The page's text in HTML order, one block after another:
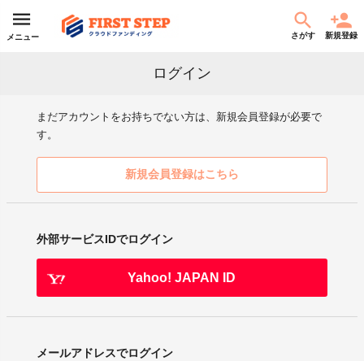
メニュー さがす 新規登録
ログイン
まだアカウントをお持ちでない方は、新規会員登録が必要で
す。
新規会員登録はこちら
外部サービスIDでログイン
Yahoo! JAPAN ID
メールアドレスでログイン